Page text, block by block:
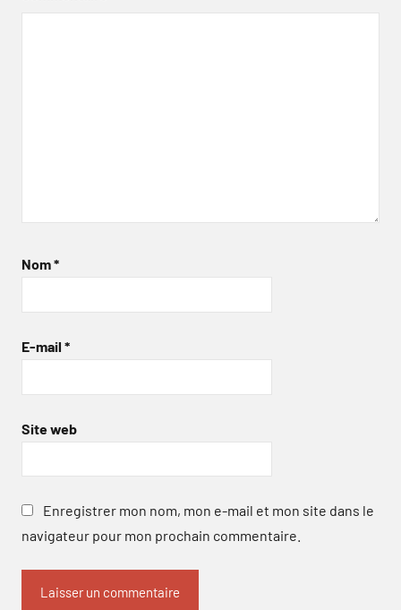
Nom*
E-mail *
Site web
Enregistrer mon nom, mon e-mail et mon site dans le
navigateur pour mon prochain commentaire.